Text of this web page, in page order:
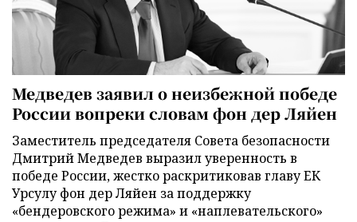
Медведев заявил о неизбежной победе
России вопреки словам фон дер Ляйен
Заместитель председателя Совета безопасности
Дмитрий Медведев выразил уверенность в
победе России, жестко раскритиковав главу ЕК
Урсулу фон дер Ляйен за поддержку
«бендеровского режима» и «наплевательского»